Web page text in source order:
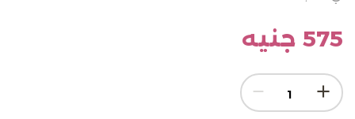
English
575 جنيه